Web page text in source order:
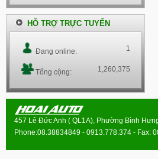
HỖ TRỢ TRỰC TUYẾN
Đang online: 1
Tổng cộng: 1,260,375
457 Lê Đức Anh ( QL1A), Phường Bình
Phone:08.38834849 - 0913.778.374 - Fax: